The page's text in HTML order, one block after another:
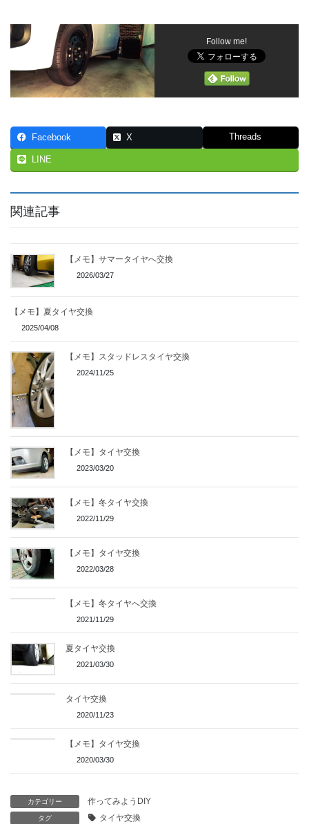
Follow me!
Facebook X Threads
LINE
関連記事
【メモ】サマータイヤへ交換
2026/03/27
【メモ】夏タイヤ交換
2025/04/08
【メモ】スタッドレスタイヤ交換
2024/11/25
【メモ】タイヤ交換
2023/03/20
【メモ】冬タイヤ交換
2022/11/29
【メモ】タイヤ交換
2022/03/28
【メモ】冬タイヤへ交換
2021/11/29
夏タイヤ交換
2021/03/30
タイヤ交換
2020/11/23
【メモ】タイヤ交換
2020/03/30
カテゴリー 作ってみようDIY
タグ タイヤ交換